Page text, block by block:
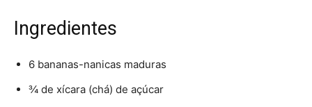
Ingredientes
6 bananas-nanicas maduras
¾ de xícara (chá) de açúcar